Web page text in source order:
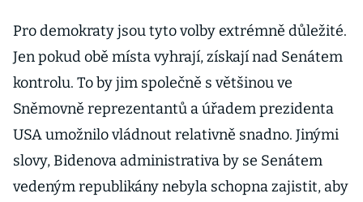
Pro demokraty jsou tyto volby extrémně důležité.
Jen pokud obě místa vyhrají, získají nad Senátem
kontrolu. To by jim společně s většinou ve
Sněmovně reprezentantů a úřadem prezidenta
USA umožnilo vládnout relativně snadno. Jinými
slovy, Bidenova administrativa by se Senátem
vedeným republikány nebyla schopna zajistit, aby